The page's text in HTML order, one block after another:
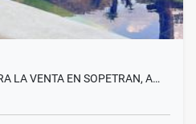
LA VENTA EN SOPETRAN, A…